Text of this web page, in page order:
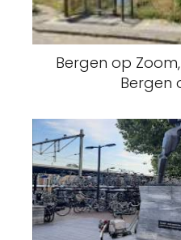
Bergen op
Bergen